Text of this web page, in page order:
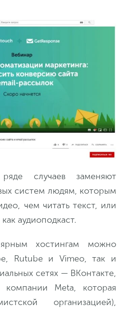
случаев заменяют
систем людям, которым
чем читать текст, или
аудиоподкаст.
хостингам можно
Rutube и Vimeo, так и
сетях — ВКонтакте,
компании Meta, которая
организацией),